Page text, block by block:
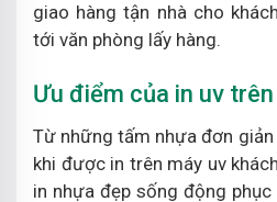
giao hàng tận nhà cho
tới văn phòng lấy hàng.
Ưu điểm của in uv
Từ những tấm nhựa đơn
khi được in trên máy uv
in nhựa đẹp sống động